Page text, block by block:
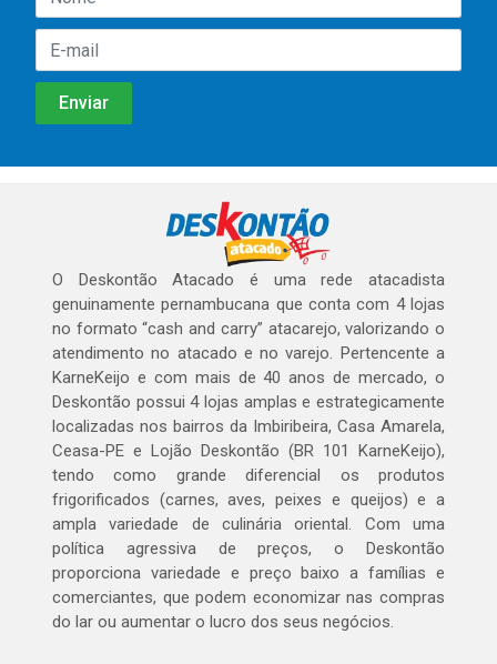
O Deskontão Atacado é uma rede atacadista
genuinamente pernambucana que conta com 4 lojas
no formato “cash and carry” atacarejo, valorizando o
atendimento no atacado e no varejo. Pertencente a
KarneKeijo e com mais de 40 anos de mercado, o
Deskontão possui 4 lojas amplas e estrategicamente
localizadas nos bairros da Imbiribeira, Casa Amarela,
Ceasa-PE e Lojão Deskontão (BR 101 KarneKeijo),
tendo como grande diferencial os produtos
frigorificados (carnes, aves, peixes e queijos) e a
ampla variedade de culinária oriental. Com uma
política agressiva de preços, o Deskontão
proporciona variedade e preço baixo a famílias e
comerciantes, que podem economizar nas compras
do lar ou aumentar o lucro dos seus negócios.